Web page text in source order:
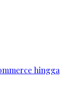
hingga